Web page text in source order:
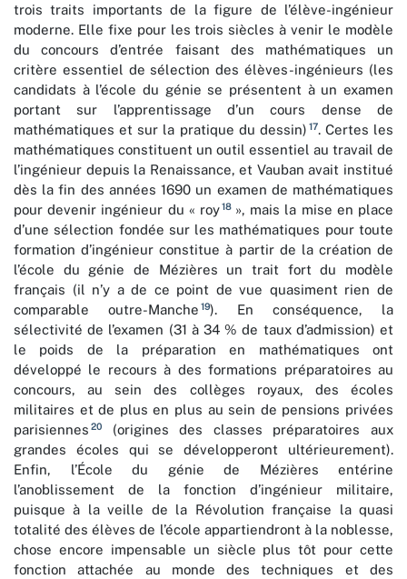
trois traits importants de la figure de l’élève-ingénieur
moderne. Elle fixe pour les trois siècles à venir le modèle
du concours d’entrée faisant des mathématiques un
critère essentiel de sélection des élèves-ingénieurs (les
candidats à l’école du génie se présentent à un examen
portant sur l’apprentissage d’un cours dense de
mathématiques et sur la pratique du dessin) 17. Certes les
mathématiques constituent un outil essentiel au travail de
l’ingénieur depuis la Renaissance, et Vauban avait institué
dès la fin des années 1690 un examen de mathématiques
pour devenir ingénieur du « roy18», mais la mise en place
d’une sélection fondée sur les mathématiques pour toute
formation d’ingénieur constitue à partir de la création de
l’école du génie de Mézières un trait fort du modèle
français (il n’y a de ce point de vue quasiment rien de
comparable outre-Manche 19). En conséquence, la
sélectivité de l’examen (31 à 34 % de taux d’admission) et
le poids de la préparation en mathématiques ont
développé le recours à des formations préparatoires au
concours, au sein des collèges royaux, des écoles
militaires et de plus en plus au sein de pensions privées
parisiennes 20
(origines des classes préparatoires aux
grandes écoles qui se développeront ultérieurement).
Enfin, l’École du génie de Mézières entérine
l’anoblissement de la fonction d’ingénieur militaire,
puisque à la veille de la Révolution française la quasi
totalité des élèves de l’école appartiendront à la noblesse,
chose encore impensable un siècle plus tôt pour cette
fonction attachée au monde des techniques et des